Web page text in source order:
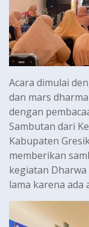
Acara dimulai
dan mars
dengan
Sambutan dari
Kabupaten
memberikan
kegiatan
lama karena ada